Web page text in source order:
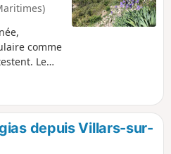
comme
Le
de Thiéry
depuis Villars-sur-